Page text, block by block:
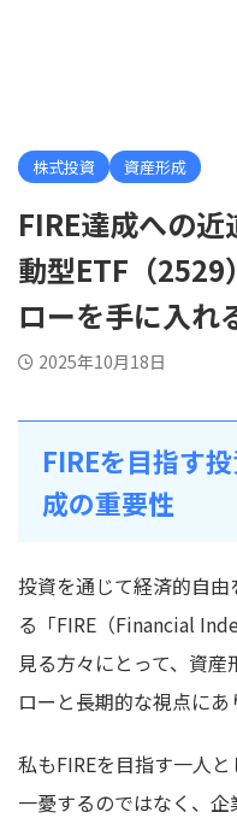
株式投資 資産形成
FIRE達成への
動型ETF（2529
ローを手に入れ
2025年10月18日
FIREを目指す
成の重要性
投資を通じて経済的自
る「FIRE（Financial
見る方々にとって、資
ローと長期的な視点にあ
私もFIREを目指す一人
一憂するのではなく、